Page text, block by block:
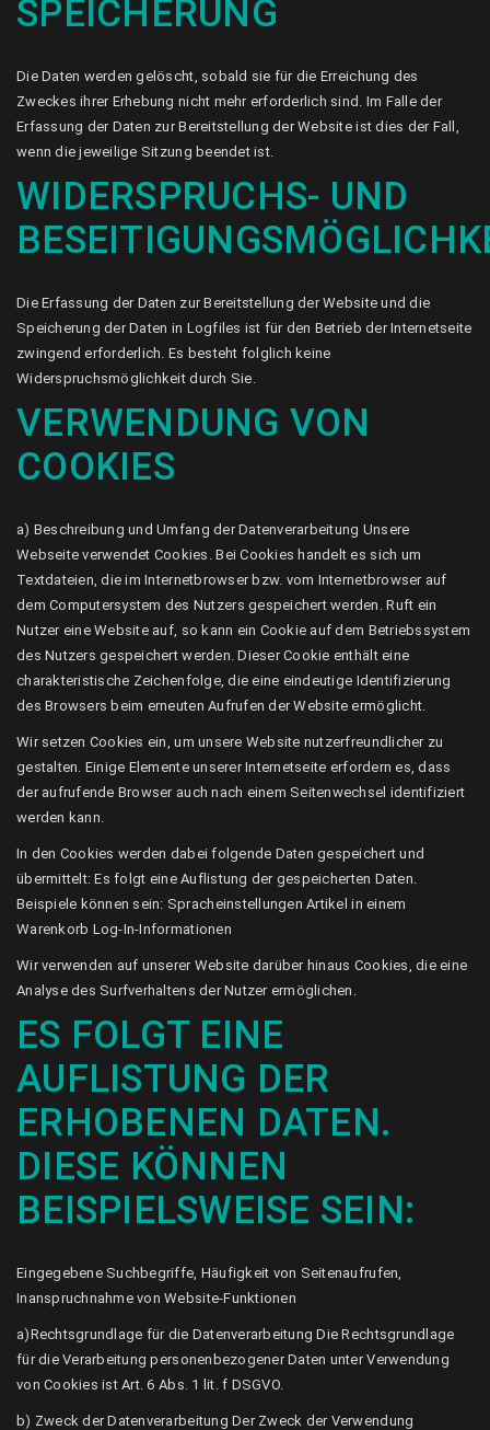
SPEICHERUNG
Die Daten werden gelöscht, sobald sie für die Erreichung des
Zweckes ihrer Erhebung nicht mehr erforderlich sind. Im Falle der
Erfassung der Daten zur Bereitstellung der Website ist dies der Fall,
wenn die jeweilige Sitzung beendet ist.
WIDERSPRUCHS- UND
Die Erfassung der Daten zur Bereitstellung der Website und die
Speicherung der Daten in Logfiles ist für den Betrieb der Internetseite
zwingend erforderlich. Es besteht folglich keine
Widerspruchsmöglichkeit durch Sie.
VERWENDUNG VON
COOKIES
a) Beschreibung und Umfang der Datenverarbeitung Unsere
Webseite verwendet Cookies. Bei Cookies handelt es sich um
Textdateien, die im Internetbrowser bzw. vom Internetbrowser auf
dem Computersystem des Nutzers gespeichert werden. Ruft ein
Nutzer eine Website auf, so kann ein Cookie auf dem Betriebssystem
des Nutzers gespeichert werden. Dieser Cookie enthält eine
charakteristische Zeichenfolge, die eine eindeutige Identifizierung
des Browsers beim erneuten Aufrufen der Website ermöglicht.
Wir setzen Cookies ein, um unsere Website nutzerfreundlicher zu
gestalten. Einige Elemente unserer Internetseite erfordern es, dass
der aufrufende Browser auch nach einem Seitenwechsel identifiziert
werden kann.
In den Cookies werden dabei folgende Daten gespeichert und
übermittelt: Es folgt eine Auflistung der gespeicherten Daten.
Beispiele können sein: Spracheinstellungen Artikel in einem
Warenkorb Log-In-Informationen
Wir verwenden auf unserer Website darüber hinaus Cookies, die eine
Analyse des Surfverhaltens der Nutzer ermöglichen.
ES FOLGT EINE
AUFLISTUNG DER
ERHOBENEN DATEN.
DIESE KÖNNEN
BEISPIELSWEISE SEIN:
Eingegebene Suchbegriffe, Häufigkeit von Seitenaufrufen,
Inanspruchnahme von Website-Funktionen
a)Rechtsgrundlage für die Datenverarbeitung Die Rechtsgrundlage
für die Verarbeitung personenbezogener Daten unter Verwendung
von Cookies ist Art. 6 Abs. 1 lit. f DSGVO.
b) Zweck der Datenverarbeitung Der Zweck der Verwendung